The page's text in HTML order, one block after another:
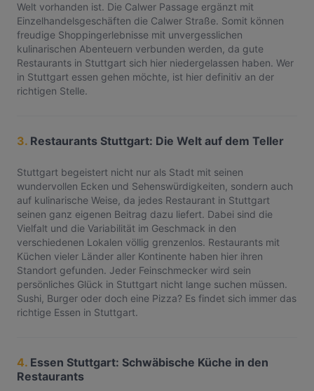
Welt vorhanden ist. Die Calwer Passage ergänzt mit
Einzelhandelsgeschäften die Calwer Straße. Somit können
freudige Shoppingerlebnisse mit unvergesslichen
kulinarischen Abenteuern verbunden werden, da gute
Restaurants in Stuttgart sich hier niedergelassen haben. Wer
in Stuttgart essen gehen möchte, ist hier definitiv an der
richtigen Stelle.
3. Restaurants Stuttgart: Die Welt auf dem Teller
Stuttgart begeistert nicht nur als Stadt mit seinen
wundervollen Ecken und Sehenswürdigkeiten, sondern auch
auf kulinarische Weise, da jedes Restaurant in Stuttgart
seinen ganz eigenen Beitrag dazu liefert. Dabei sind die
Vielfalt und die Variabilität im Geschmack in den
verschiedenen Lokalen völlig grenzenlos. Restaurants mit
Küchen vieler Länder aller Kontinente haben hier ihren
Standort gefunden. Jeder Feinschmecker wird sein
persönliches Glück in Stuttgart nicht lange suchen müssen.
Sushi, Burger oder doch eine Pizza? Es findet sich immer das
richtige Essen in Stuttgart.
4. Essen Stuttgart: Schwäbische Küche in den
Restaurants